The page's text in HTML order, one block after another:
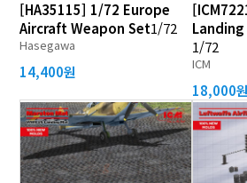
[HA35115] 1/72 Europe
Aircraft Weapon Set1/72
Hasegawa
14,400원
1/72
ICM
18,000원